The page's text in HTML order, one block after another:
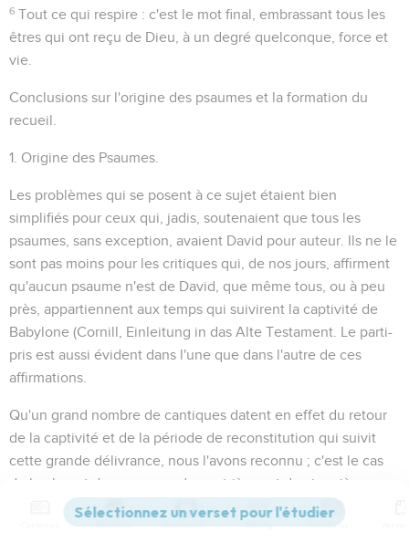
6 Tout ce qui respire : c'est le mot final, embrassant tous les
êtres qui ont reçu de Dieu, à un degré quelconque, force et
vie.
Conclusions sur l'origine des psaumes et la formation du
recueil.
1. Origine des Psaumes.
Les problèmes qui se posent à ce sujet étaient bien
simplifiés pour ceux qui, jadis, soutenaient que tous les
psaumes, sans exception, avaient David pour auteur. Ils ne le
sont pas moins pour les critiques qui, de nos jours, affirment
qu'aucun psaume n'est de David, que même tous, ou à peu
près, appartiennent aux temps qui suivirent la captivité de
Babylone (Cornill, Einleitung in das Alte Testament . Le parti-
pris est aussi évident dans l'une que dans l'autre de ces
affirmations.
Qu'un grand nombre de cantiques datent en effet du retour
de la captivité et de la période de reconstitution qui suivit
cette grande délivrance, nous l'avons reconnu ; c'est le cas
de la plupart des psaumes du quatrième et du cinquième
livre et de quelques-uns du troisième (85, 86). Mais une
étude impartiale ne saurait assigner à tous les psaumes une
Versions Commentaires Strong